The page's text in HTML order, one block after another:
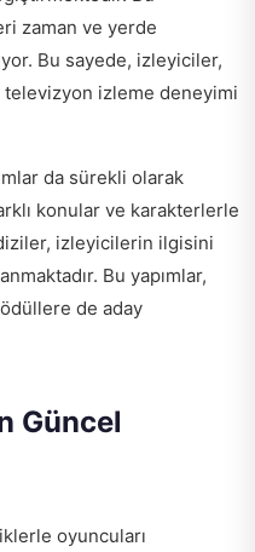
zaman ve yerde
Bu sayede, izleyiciler,
izleme deneyimi
da sürekli olarak
konular ve karakterlerle
izleyicilerin ilgisini
Bu yapımlar,
de aday
Güncel
oyuncuları